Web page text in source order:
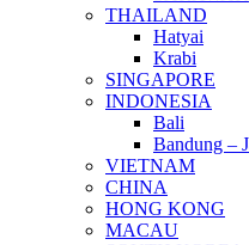
THAILAND
Hatyai
Krabi
SINGAPORE
INDONESIA
Bali
Bandung –
VIETNAM
CHINA
HONG KONG
MACAU